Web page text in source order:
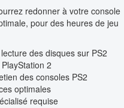
redonner à votre console
pour des heures de jeu
des disques sur PS2
2
des consoles PS2
optimales
requise